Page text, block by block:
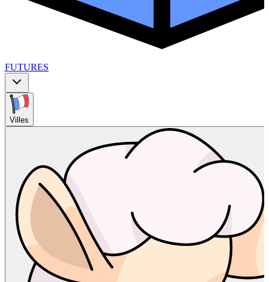
FUTURES
Villes